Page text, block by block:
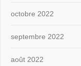
octobre 2022
septembre 2022
août 2022